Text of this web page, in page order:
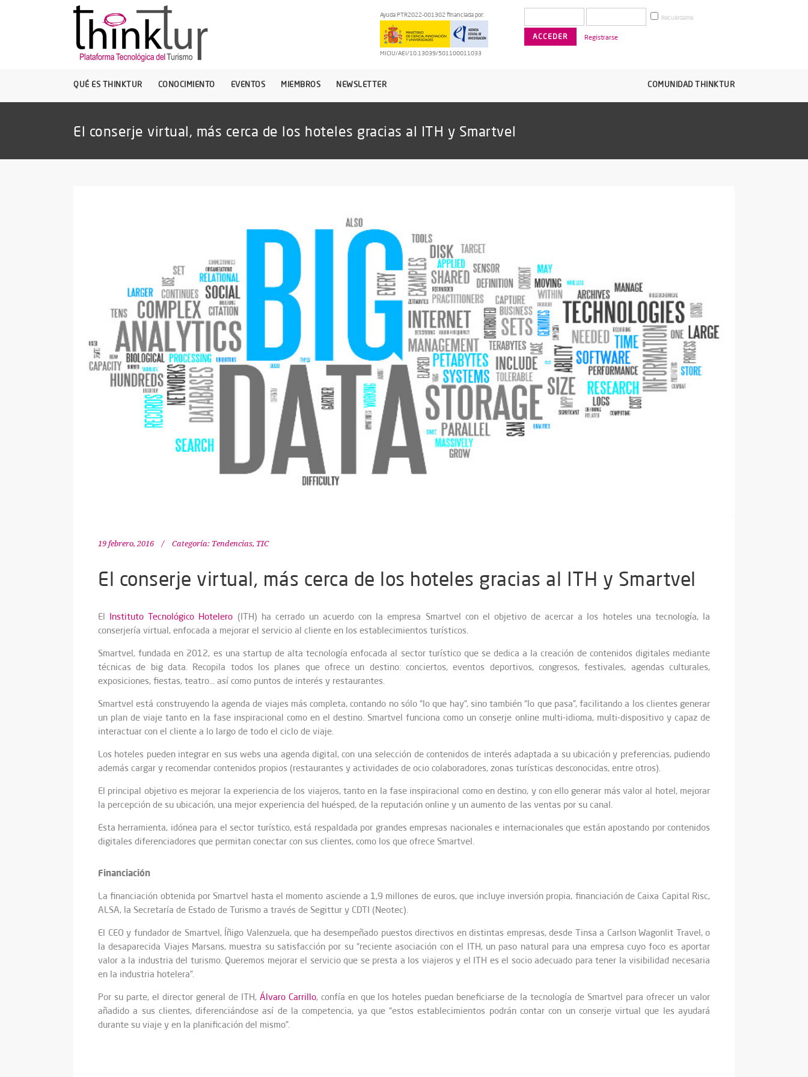
Ayuda PTR2022-001302 financiada por:
MICIU/AEI/10.13039/501100011033
Recuérdame
Registrarse
QUÉ ES THINKTUR CONOCIMIENTO EVENTOS MIEMBROS NEWSLETTER COMUNIDAD THINKTUR
El conserje virtual, más cerca de los hoteles gracias al ITH y Smartvel
19 febrero, 2016 Categoría: Tendencias, TIC
El conserje virtual, más cerca de los hoteles gracias al ITH y Smartvel
El Instituto Tecnológico Hotelero (ITH) ha cerrado un acuerdo con la empresa Smartvel con el objetivo de acercar a los hoteles una tecnología, la
conserjería virtual, enfocada a mejorar el servicio al cliente en los establecimientos turísticos.
Smartvel, fundada en 2012, es una startup de alta tecnología enfocada al sector turístico que se dedica a la creación de contenidos digitales mediante
técnicas de big data. Recopila todos los planes que ofrece un destino: conciertos, eventos deportivos, congresos, festivales, agendas culturales,
exposiciones, fiestas, teatro… así como puntos de interés y restaurantes.
Smartvel está construyendo la agenda de viajes más completa, contando no sólo “lo que hay”, sino también “lo que pasa”, facilitando a los clientes generar
un plan de viaje tanto en la fase inspiracional como en el destino. Smartvel funciona como un conserje online multi-idioma, multi-dispositivo y capaz de
interactuar con el cliente a lo largo de todo el ciclo de viaje.
Los hoteles pueden integrar en sus webs una agenda digital, con una selección de contenidos de interés adaptada a su ubicación y preferencias, pudiendo
además cargar y recomendar contenidos propios (restaurantes y actividades de ocio colaboradores, zonas turísticas desconocidas, entre otros).
El principal objetivo es mejorar la experiencia de los viajeros, tanto en la fase inspiracional como en destino, y con ello generar más valor al hotel, mejorar
la percepción de su ubicación, una mejor experiencia del huésped, de la reputación online y un aumento de las ventas por su canal.
Esta herramienta, idónea para el sector turístico, está respaldada por grandes empresas nacionales e internacionales que están apostando por contenidos
digitales diferenciadores que permitan conectar con sus clientes, como los que ofrece Smartvel.
Financiación
La financiación obtenida por Smartvel hasta el momento asciende a 1,9 millones de euros, que incluye inversión propia, financiación de Caixa Capital Risc,
ALSA, la Secretaría de Estado de Turismo a través de Segittur y CDTI (Neotec).
El CEO y fundador de Smartvel, Íñigo Valenzuela, que ha desempeñado puestos directivos en distintas empresas, desde Tinsa a Carlson Wagonlit Travel, o
la desaparecida Viajes Marsans, muestra su satisfacción por su “reciente asociación con el ITH, un paso natural para una empresa cuyo foco es aportar
valor a la industria del turismo. Queremos mejorar el servicio que se presta a los viajeros y el ITH es el socio adecuado para tener la visibilidad necesaria
en la industria hotelera”.
Por su parte, el director general de ITH, Álvaro Carrillo, confía en que los hoteles puedan beneficiarse de la tecnología de Smartvel para ofrecer un valor
añadido a sus clientes, diferenciándose así de la competencia, ya que “estos establecimientos podrán contar con un conserje virtual que les ayudará
durante su viaje y en la planificación del mismo”.